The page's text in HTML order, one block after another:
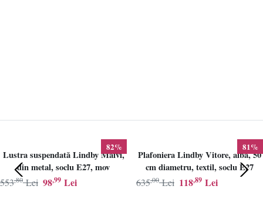
82%
Lustra suspendată Lindby Maivi,
din metal, soclu E27, mov
98,99 Lei
553,80 Lei
81%
Plafoniera Lindby Vitore, alba, 50
cm diametru, textil, soclu E27
118,89 Lei
635,00 Lei